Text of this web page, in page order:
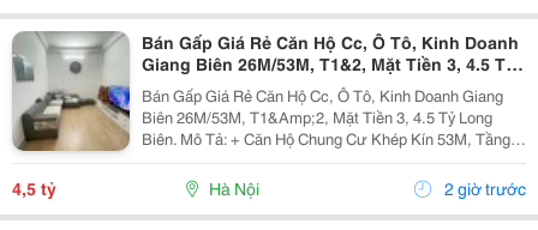
Bán Gấp Giá Rẻ Căn Hộ Cc, Ô Tô, Kinh Doanh
Giang Biên 26M/53M, T1&2, Mặt Tiền 3, 4.5 Tỷ
Long Biên.
Bán Gấp Giá Rẻ Căn Hộ Cc, Ô Tô, Kinh Doanh Giang
Biên 26M/53M, T1&Amp;2, Mặt Tiền 3, 4.5 Tỷ Long
Biên. Mô Tả: + Căn Hộ Chung Cư Khép Kín 53M, Tầng 1
Và 2 Đế Căn Hộ Chung Cư, Đất Sổ Đỏ Lâu Dài. + Kinh
Doanh Bất Chấp Các Loại Hình, Quỹ Đất Rộng...
4,5 tỷ Hà Nội 2 giờ trước